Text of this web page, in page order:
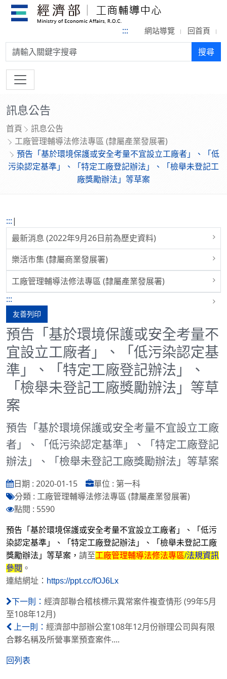
::: 網站導覽 回首頁
搜尋: 搜尋
訊息公告
首頁
訊息公告
工廠管理輔導法修法專區 (隸屬產業發展署)
預告「基於環境保護或安全考量不宜設立工廠者」、「低
污染認定基準」、「特定工廠登記辦法」、「檢舉未登記工
廠獎勵辦法」等草案
:::|
最新消息 (2022年9月26日前為歷史資料)
樂活市集 (隸屬商業發展署)
工廠管理輔導法修法專區 (隸屬產業發展署)
:::
友善列印
預告「基於環境保護或安全考量不
宜設立工廠者」、「低污染認定基
準」、「特定工廠登記辦法」、
「檢舉未登記工廠獎勵辦法」等草
案
預告「基於環境保護或安全考量不宜設立工廠
者」、「低污染認定基準」、「特定工廠登記
辦法」、「檢舉未登記工廠獎勵辦法」等草案
日期 : 2020-01-15
單位 : 第一科
分類 : 工廠管理輔導法修法專區 (隸屬產業發展署)
點閱 : 5590
預告「基於環境保護或安全考量不宜設立工廠者」、「低污
染認定基準」、「特定工廠登記辦法」、「檢舉未登記工廠
獎勵辦法」等草案， 請至工廠管理輔導法修法專區/法規資訊
參閱 。
連結網址： https://ppt.cc/fOJ6Lx
下一則： 經濟部聯合稽核標示異常案件複查情形 (99年5月
至108年12月)
上一則： 經濟部中部辦公室108年12月份辦理公司與有限
合夥名稱及所營事業預查案件....
回列表